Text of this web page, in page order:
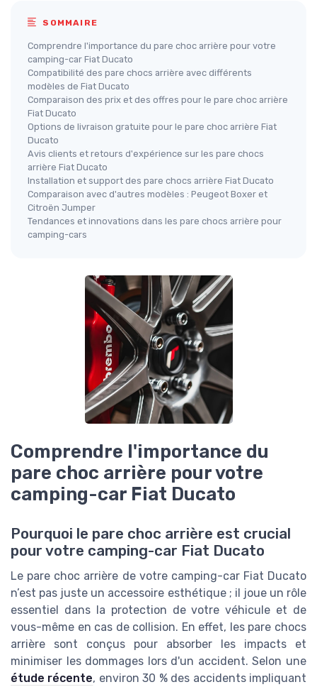
SOMMAIRE
Comprendre l'importance du pare choc arrière pour votre
camping-car Fiat Ducato
Compatibilité des pare chocs arrière avec différents
modèles de Fiat Ducato
Comparaison des prix et des offres pour le pare choc arrière
Fiat Ducato
Options de livraison gratuite pour le pare choc arrière Fiat
Ducato
Avis clients et retours d'expérience sur les pare chocs
arrière Fiat Ducato
Installation et support des pare chocs arrière Fiat Ducato
Comparaison avec d'autres modèles : Peugeot Boxer et
Citroën Jumper
Tendances et innovations dans les pare chocs arrière pour
camping-cars
Comprendre l'importance du
pare choc arrière pour votre
camping-car Fiat Ducato
Pourquoi le pare choc arrière est crucial
pour votre camping-car Fiat Ducato
Le pare choc arrière de votre camping-car Fiat Ducato
n’est pas juste un accessoire esthétique ; il joue un rôle
essentiel dans la protection de votre véhicule et de
vous-même en cas de collision. En effet, les pare chocs
arrière sont conçus pour absorber les impacts et
minimiser les dommages lors d'un accident. Selon une
étude récente, environ 30 % des accidents impliquant